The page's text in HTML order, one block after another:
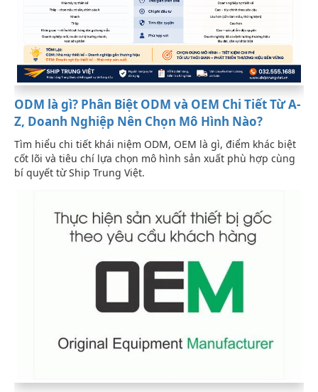
ODM là gì? Phân Biệt ODM và OEM Chi Tiết Từ A-
Z, Doanh Nghiệp Nên Chọn Mô Hình Nào?
Tìm hiểu chi tiết khái niệm ODM, OEM là gì, điểm khác biệt
cốt lõi và tiêu chí lựa chọn mô hình sản xuất phù hợp cùng
bí quyết từ Ship Trung Việt.